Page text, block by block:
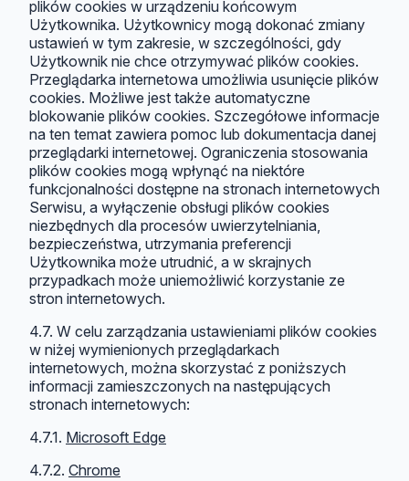
plików cookies w urządzeniu końcowym
Użytkownika. Użytkownicy mogą dokonać zmiany
ustawień w tym zakresie, w szczególności, gdy
Użytkownik nie chce otrzymywać plików cookies.
Przeglądarka internetowa umożliwia usunięcie plików
cookies. Możliwe jest także automatyczne
blokowanie plików cookies. Szczegółowe informacje
na ten temat zawiera pomoc lub dokumentacja danej
przeglądarki internetowej. Ograniczenia stosowania
plików cookies mogą wpłynąć na niektóre
funkcjonalności dostępne na stronach internetowych
Serwisu, a wyłączenie obsługi plików cookies
niezbędnych dla procesów uwierzytelniania,
bezpieczeństwa, utrzymania preferencji
Użytkownika może utrudnić, a w skrajnych
przypadkach może uniemożliwić korzystanie ze
stron internetowych.
4.7. W celu zarządzania ustawieniami plików cookies
w niżej wymienionych przeglądarkach
internetowych, można skorzystać z poniższych
informacji zamieszczonych na następujących
stronach internetowych:
4.7.1. Microsoft Edge
4.7.2. Chrome